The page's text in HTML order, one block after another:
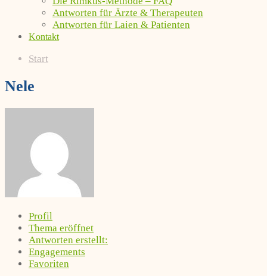
Antworten für Ärzte & Therapeuten
Antworten für Laien & Patienten
Kontakt
Start
Nele
Profil
Thema eröffnet
Antworten erstellt:
Engagements
Favoriten